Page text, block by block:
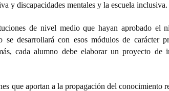
y discapacidades mentales y la escuela inclusiva.
de nivel medio que hayan aprobado el
desarrollará con esos módulos de carácter
cada alumno debe elaborar un proyecto de
que aportan a la propagación del conocimiento